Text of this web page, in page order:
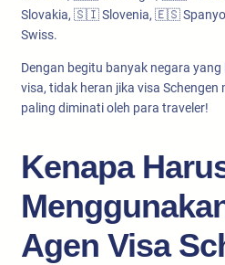
Slovakia, 🇸🇮 Slovenia, 🇪🇸
Swiss.
Dengan begitu banyak negara
visa, tidak heran jika visa
paling diminati oleh para traveler!
Kenapa
Agen Visa